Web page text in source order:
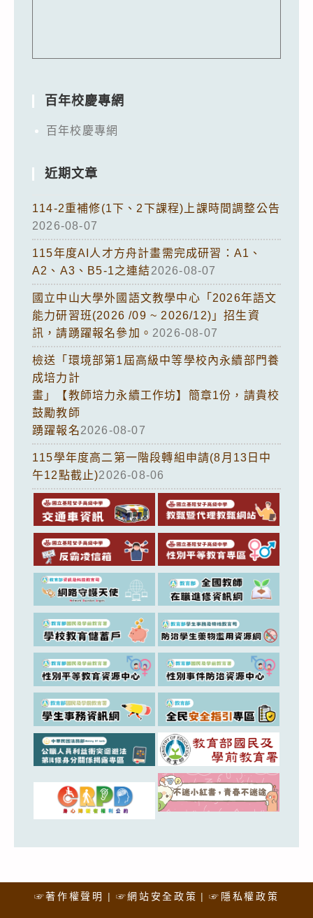
百年校慶專網
百年校慶專網
近期文章
114-2重補修(1下、2下課程)上課時間調整公告
2026-08-07
115年度AI人才方舟計畫需完成研習：A1、
A2、A3、B5-1之連結2026-08-07
國立中山大學外國語文教學中心「2026年語文
能力研習班(2026 /09 ~ 2026/12)」招生資
訊，請踴躍報名參加。 2026-08-07
檢送「環境部第1屆高級中等學校內永續部門養
成培力計
畫」【教師培力永續工作坊】簡章1份，請貴校
鼓勵教師
踴躍報名2026-08-07
115學年度高二第一階段轉組申請(8月13日中
午12點截止)2026-08-06
☞著作權聲明 ☞網站安全政策 ☞隱私權政策